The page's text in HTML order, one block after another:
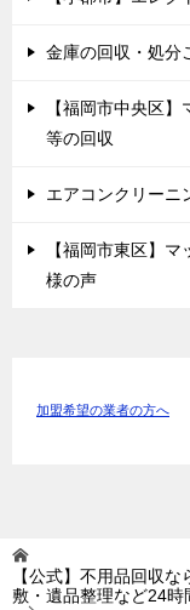
金庫の回収・処
【福岡市中央区
等の回収
エアコンクリー
【福岡市東区】
様の声
加盟希望の業者の方へ
【公式】不用品回収
敷・遺品整理など24時